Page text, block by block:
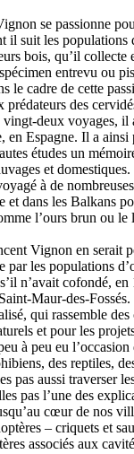
François-Xavier de
Nicolas
se passionne
il suit les populations
bois, qu’il collecte
entrevu ou
le cadre de cette
prédateurs des
vingt-deux voyages, il
en Espagne. Il a ainsi
études un
et
à de
dans les Balkans
l’ours brun ou le
Vignon en serait
par les populations
n’avait cofondé,
Maur-des-
qui rassemble
et pour les
à peu eu l’occasion
des reptiles,
pas aussi traverser
pas l’une des
cœur de nos
– criquets et
associés aux